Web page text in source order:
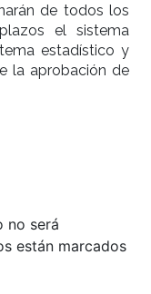
de todos los
el sistema
estadístico y
la aprobación de
no será
están marcados